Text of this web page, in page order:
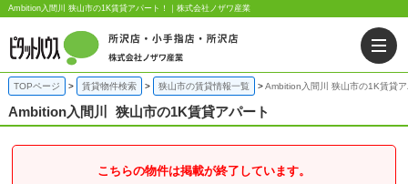
Ambition入間川 狭山市の1K賃貸アパート！｜株式会社ノザワ産業
TOPページ 賃貸物件検索 狭山市の賃貸情報一覧 Ambition入間川 狭山市の1K賃貸
Ambition入間川 狭山市の1K賃貸アパート
こちらの物件は掲載が終了しています。